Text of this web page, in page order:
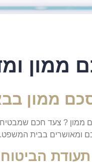
ממון
ממון
ממון ? צעד חכם
ומאושרים בבית המשפט.